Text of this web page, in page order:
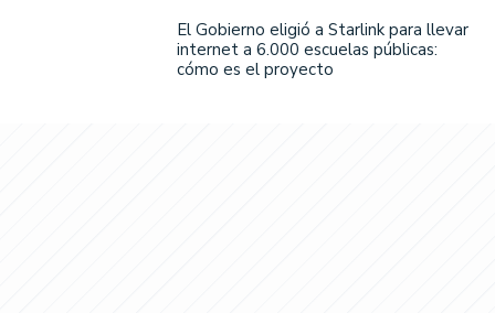
El Gobierno eligió a Starlink para llevar
internet a 6.000 escuelas públicas:
cómo es el proyecto